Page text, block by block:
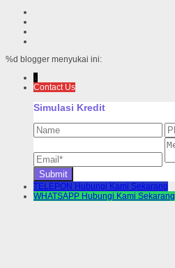
%d blogger menyukai ini:
↓
Contact Us
Simulasi Kredit
TELEPON Hubungi Kami Sekarang
WHATSAPP Hubungi Kami Sekarang